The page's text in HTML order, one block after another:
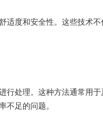
度和安全性。这些技术
处理。这种方法通常用
不足的问题。